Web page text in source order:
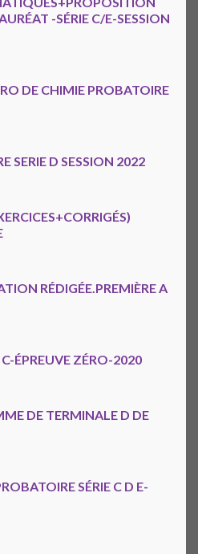
-SÉRIE C/E-SESSION
DE CHIMIE PROBATOIRE
SERIE D SESSION 2022
RÉDIGÉE.PREMIÈRE A
ÉPREUVE ZÉRO-2020
DE TERMINALE D DE
SÉRIE C D E-